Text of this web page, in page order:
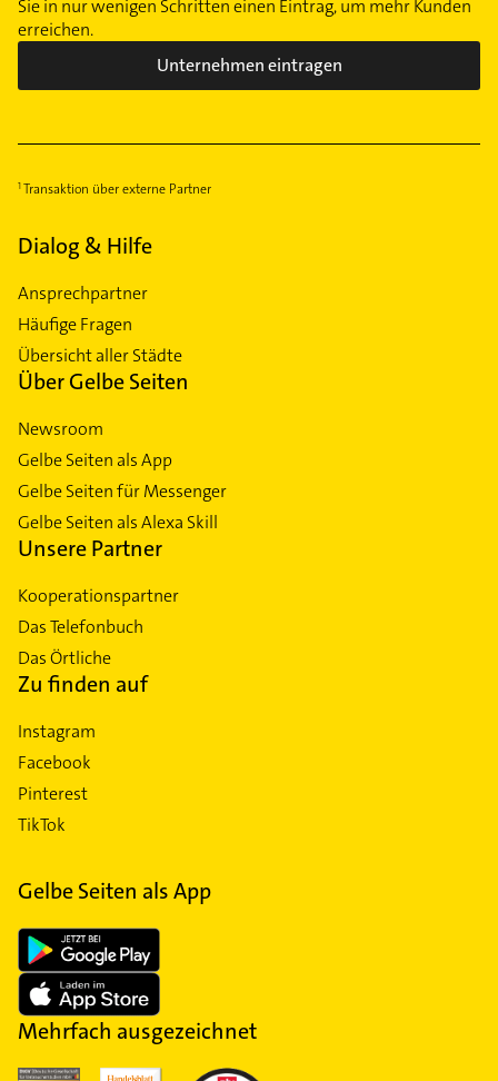
Sie in nur wenigen Schritten einen Eintrag, um mehr Kunden
erreichen.
Unternehmen eintragen
Transaktion über externe Partner
Dialog & Hilfe
Ansprechpartner
Häufige Fragen
Übersicht aller Städte
Über Gelbe Seiten
Newsroom
Gelbe Seiten als App
Gelbe Seiten für Messenger
Gelbe Seiten als Alexa Skill
Unsere Partner
Kooperationspartner
Das Telefonbuch
Das Örtliche
Zu finden auf
Instagram
Facebook
Pinterest
TikTok
Gelbe Seiten als App
Mehrfach ausgezeichnet